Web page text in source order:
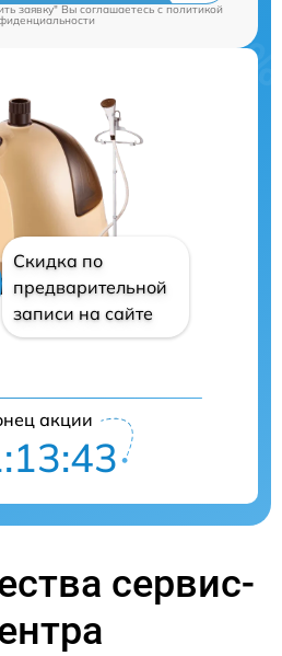
заявку" Вы соглашаетесь cполитикой
Скидка по
предварительной
записи на сайте
акции
сервис-